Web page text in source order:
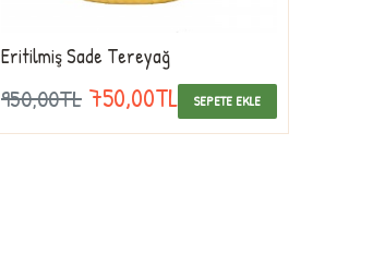
Eritilmiş Sade Tereyağ
950,00TL 750,00TL SEPETE EKLE